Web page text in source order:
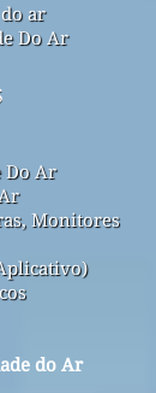
ar
Do Ar
Do Ar
Monitores
do Ar